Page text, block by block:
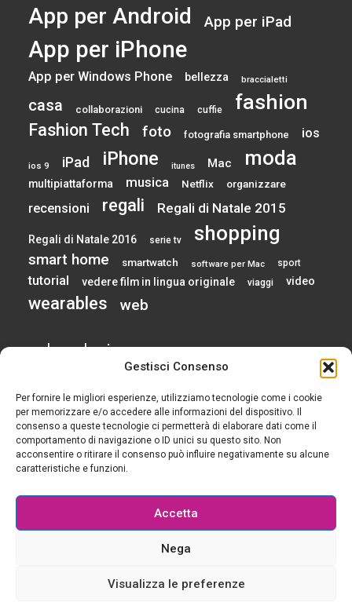
Gestisci Consenso
Per fornire le migliori esperienze, utilizziamo tecnologie come i cookie
per memorizzare e/o accedere alle informazioni del dispositivo. Il
consenso a queste tecnologie ci permetterà di elaborare dati come il
comportamento di navigazione o ID unici su questo sito. Non
acconsentire o ritirare il consenso può influire negativamente su alcune
caratteristiche e funzioni.
Accetta
Nega
Visualizza le preferenze
App per Android App per iPad
App per iPhone
App per Windows Phone bellezza braccialetti
casa collaborazioni cucina cuffie fashion
Fashion Tech foto fotografia smartphone ios
ios 9 iPad iPhone itunes Mac moda
multipiattaforma musica Netflix organizzare
recensioni regali Regali di Natale 2015
Regali di Natale 2016 serie tv shopping
smart home smartwatch software per Mac sport
tutorial vedere film in lingua originale viaggi video
wearables web
calendario
AGOSTO 2026
L M M G V S
1
2
10
11 12 13 14 15
16
20